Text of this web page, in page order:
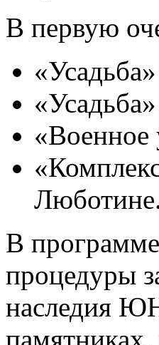
В первую
«Военное
В
процедуры
наследия
памятниках,